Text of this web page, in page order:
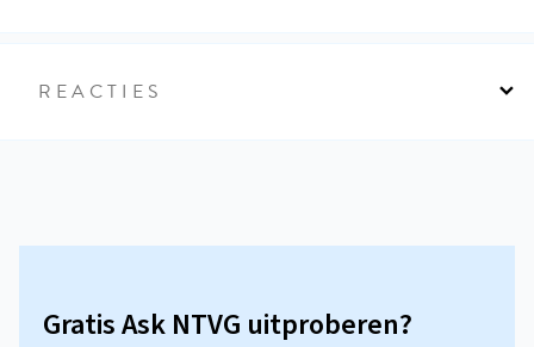
REACTIES
Gratis Ask NTVG uitproberen?